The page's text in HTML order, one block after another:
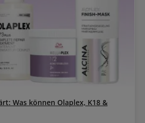
Was können Olaplex, K18 &